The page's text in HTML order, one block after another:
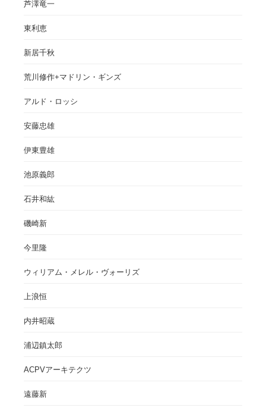
芦澤竜一
東利恵
新居千秋
荒川修作+マドリン・ギンズ
アルド・ロッシ
安藤忠雄
伊東豊雄
池原義郎
石井和紘
磯崎新
今里隆
ウィリアム・メレル・ヴォーリズ
上浪恒
内井昭蔵
浦辺鎮太郎
ACPVアーキテクツ
遠藤新